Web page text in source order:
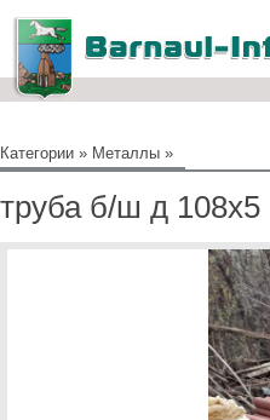
Категории » Металлы »
труба б/ш д 108х5